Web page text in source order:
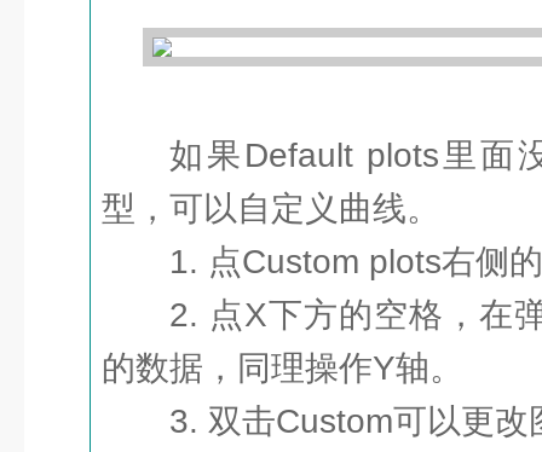
如果Default plots里面
型，可以自定义曲线。
1. 点Custom plots右侧
2. 点X下方的空格，在
的数据，同理操作Y轴。
3. 双击Custom可以更改